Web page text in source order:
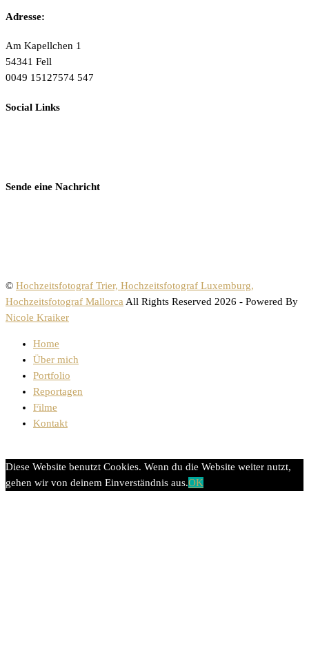
Adresse:
Am Kapellchen 1
54341 Fell
0049 15127574 547
Social Links
Sende eine Nachricht
© Hochzeitsfotograf Trier, Hochzeitsfotograf Luxemburg,
Hochzeitsfotograf MallorcaAll Rights Reserved 2026 - Powered By
Nicole Kraiker
Home
Über mich
Portfolio
Reportagen
Filme
Kontakt
Diese Website benutzt Cookies. Wenn du die Website weiter nutzt,
gehen wir von deinem Einverständnis aus.OK